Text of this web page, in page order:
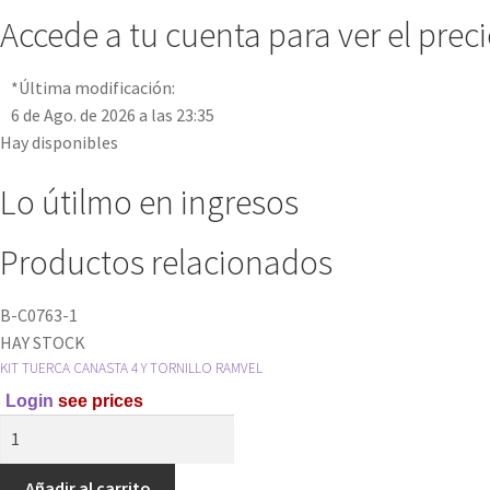
Accede a tu cuenta para ver el
*Última modificación:
6 de Ago. de 2026 a las 23:35
Hay disponibles
Lo útilmo en ingresos
Productos relacionados
B-C0763-1
HAY STOCK
KIT TUERCA CANASTA 4 Y TORNILLO RAMVEL
Login see prices
CANASTA